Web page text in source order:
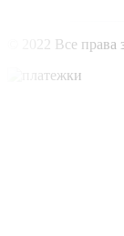
© 2022 Все